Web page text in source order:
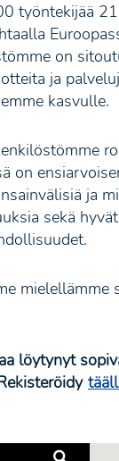
työntekijää
on
ja
kasvulle.
on
ja
sekä hyvät
mielellämme
löytynyt